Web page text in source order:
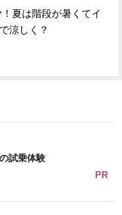
夏は階段が暑くてイ
涼しく？
試乗体験
PR